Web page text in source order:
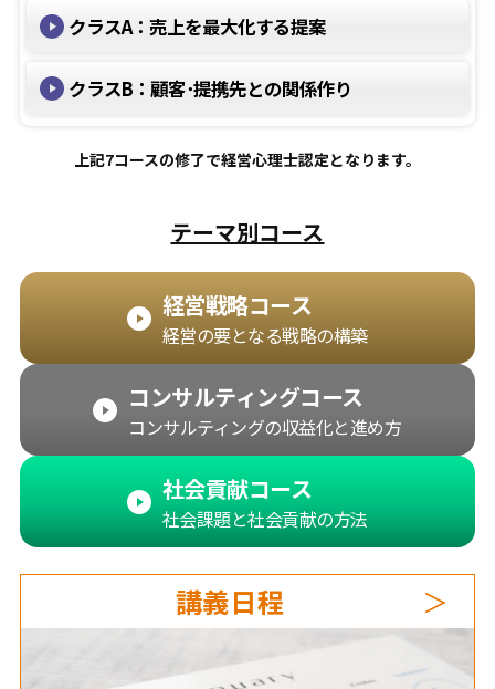
クラスA：売上を最大化する提案
クラスB：顧客･提携先との関係作り
上記7コースの修了で経営心理士認定となります。
テーマ別コース
経営戦略コース
経営の要となる戦略の構築
コンサルティングコース
コンサルティングの収益化と進め方
社会貢献コース
社会課題と社会貢献の方法
講義日程